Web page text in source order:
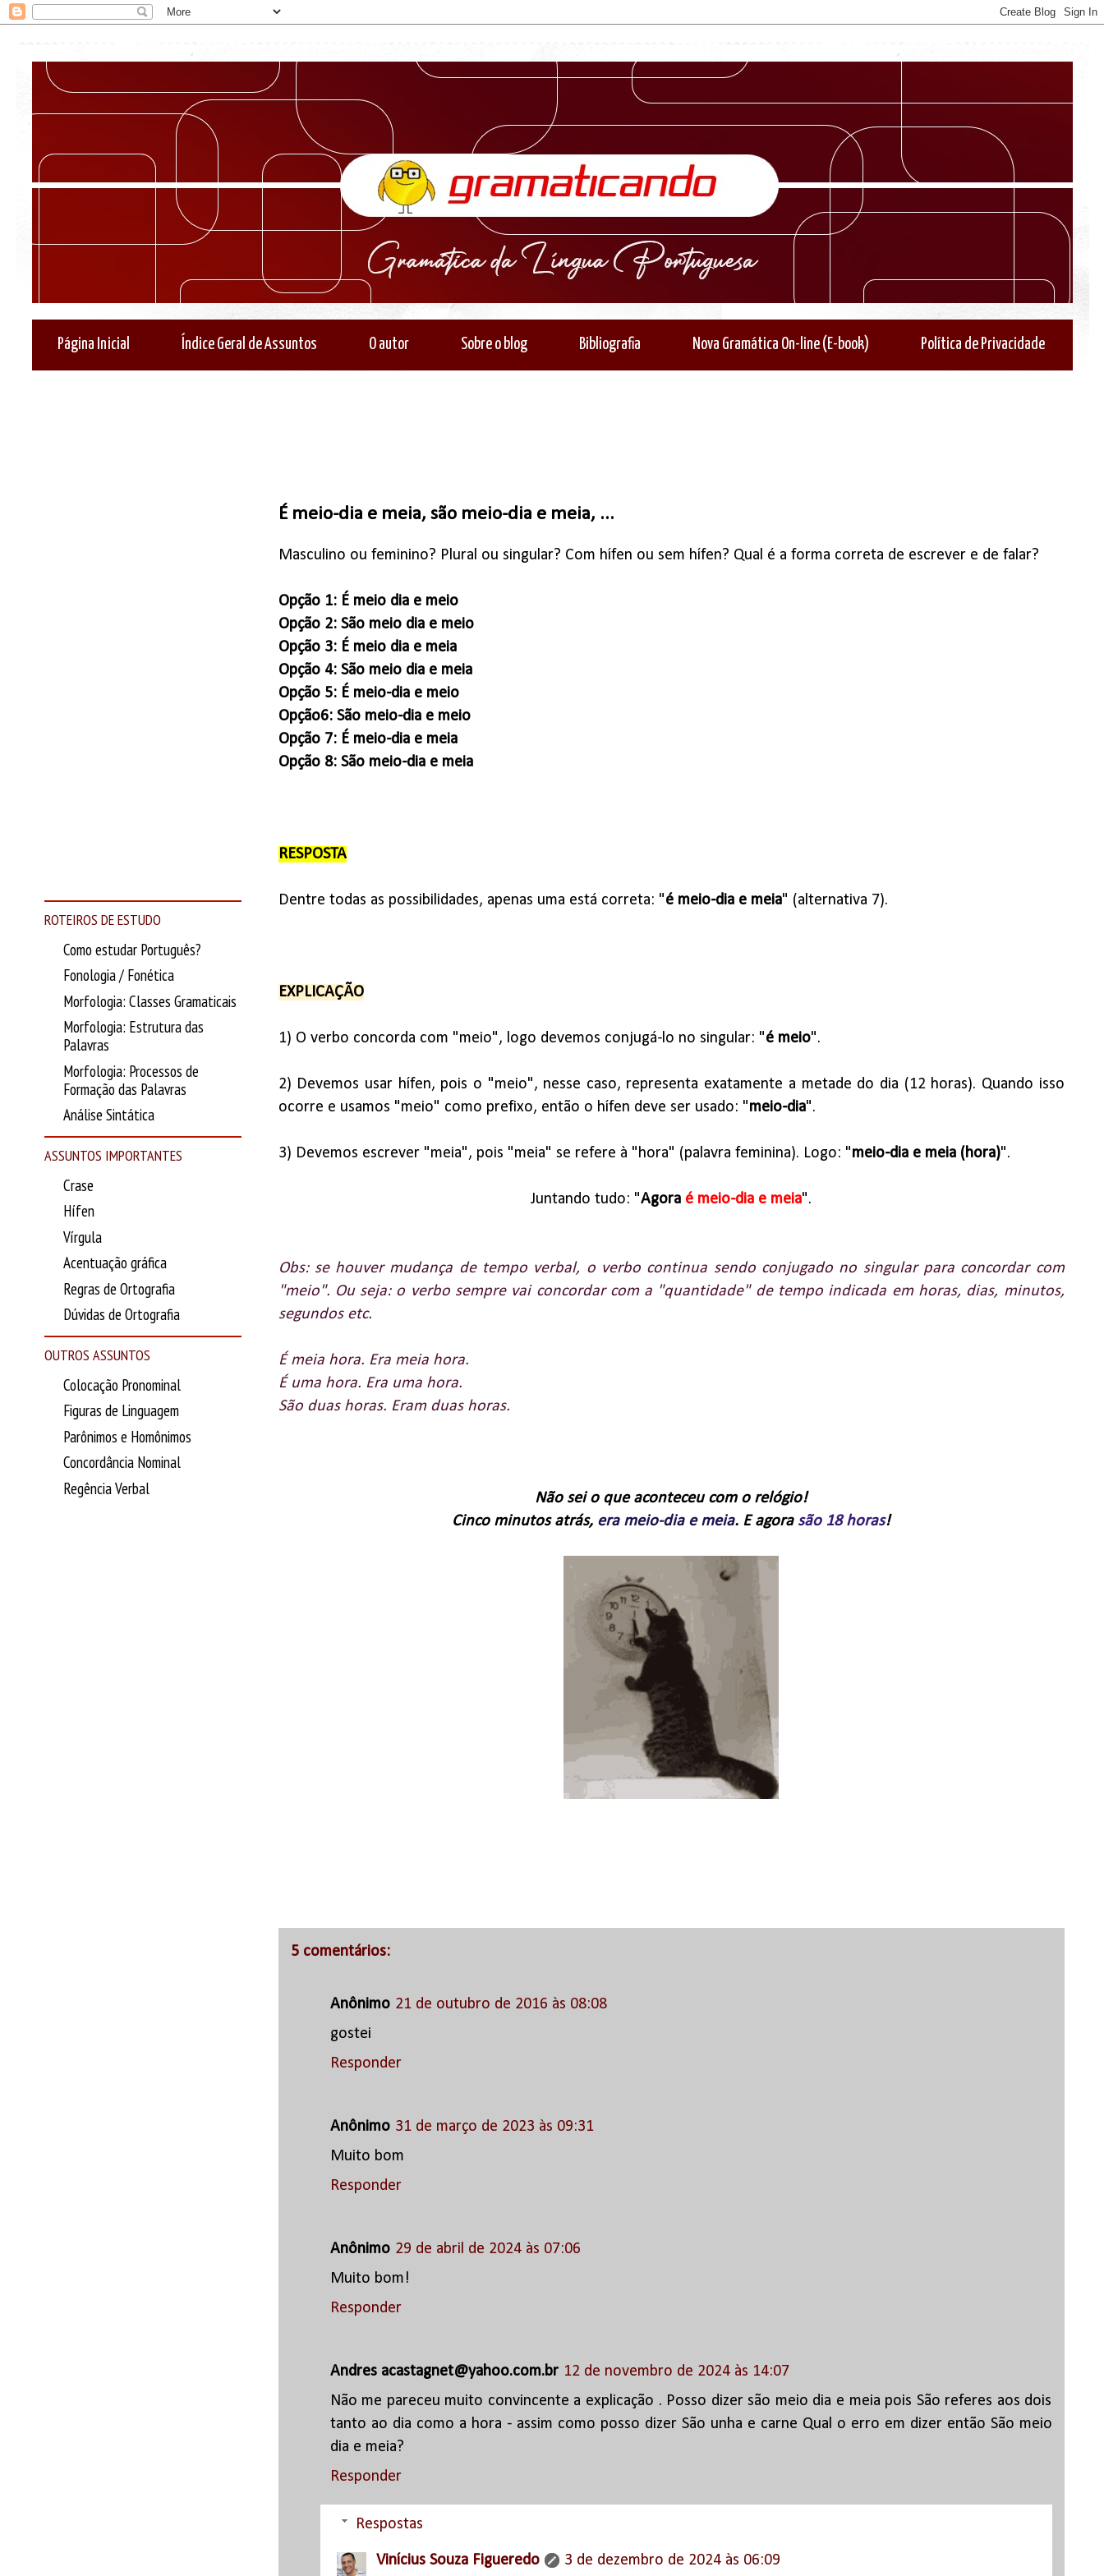
Página Inicial Índice Geral de Assuntos O autor Sobre o blog Bibliografia Nova Gramática On-line (E-book) Política de Privacidade
É meio-dia e meia, são meio-dia e meia, ...
Masculino ou feminino? Plural ou singular? Com hífen ou sem hífen? Qual é a forma correta de escrever e de falar?
Opção 1: É meio dia e meio
Opção 2: São meio dia e meio
Opção 3: É meio dia e meia
Opção 4: São meio dia e meia
Opção 5: É meio-dia e meio
Opção6: São meio-dia e meio
Opção 7: É meio-dia e meia
Opção 8: São meio-dia e meia
RESPOSTA
Dentre todas as possibilidades, apenas uma está correta: "é meio-dia e meia" (alternativa 7).
EXPLICAÇÃO
1) O verbo concorda com "meio", logo devemos conjugá-lo no singular: "é meio".
2) Devemos usar hífen, pois o "meio", nesse caso, representa exatamente a metade do dia (12 horas). Quando isso
ocorre e usamos "meio" como prefixo, então o hífen deve ser usado: "meio-dia".
3) Devemos escrever "meia", pois "meia" se refere à "hora" (palavra feminina). Logo: "meio-dia e meia (hora)".
Juntando tudo: "Agora é meio-dia e meia".
Obs: se houver mudança de tempo verbal, o verbo continua sendo conjugado no singular para concordar com
"meio". Ou seja: o verbo sempre vai concordar com a "quantidade" de tempo indicada em horas, dias, minutos,
segundos etc.
É meia hora. Era meia hora.
É uma hora. Era uma hora.
São duas horas. Eram duas horas.
Não sei o que aconteceu com o relógio!
Cinco minutos atrás, era meio-dia e meia. E agora são 18 horas!
5 comentários:
Anônimo 21 de outubro de 2016 às 08:08
gostei
Responder
Anônimo 31 de março de 2023 às 09:31
Muito bom
Responder
Anônimo 29 de abril de 2024 às 07:06
Muito bom!
Responder
Andres acastagnet@yahoo.com.br 12 de novembro de 2024 às 14:07
Não me pareceu muito convincente a explicação . Posso dizer são meio dia e meia pois São referes aos dois
tanto ao dia como a hora - assim como posso dizer São unha e carne Qual o erro em dizer então São meio
dia e meia?
Responder
Respostas
Vinícius Souza Figueredo 3 de dezembro de 2024 às 06:09
ROTEIROS DE ESTUDO
Como estudar Português?
Fonologia / Fonética
Morfologia: Classes Gramaticais
Morfologia: Estrutura das
Palavras
Morfologia: Processos de
Formação das Palavras
Análise Sintática
ASSUNTOS IMPORTANTES
Crase
Hífen
Vírgula
Acentuação gráfica
Regras de Ortografia
Dúvidas de Ortografia
OUTROS ASSUNTOS
Colocação Pronominal
Figuras de Linguagem
Parônimos e Homônimos
Concordância Nominal
Regência Verbal